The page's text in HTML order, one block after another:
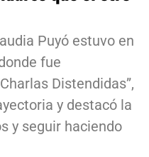
Puyó estuvo en
fue
Distendidas”,
y destacó la
y seguir haciendo